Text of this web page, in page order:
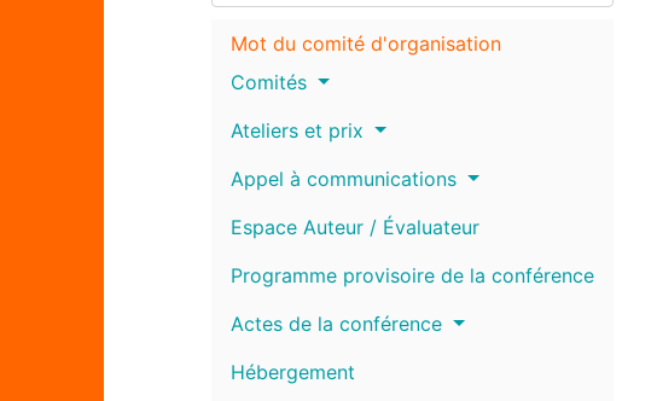
Mot du comité d'organisation
Comités
Ateliers et prix
Appel à communications
Espace Auteur / Évaluateur
Programme provisoire de la conférence
Actes de la conférence
Hébergement